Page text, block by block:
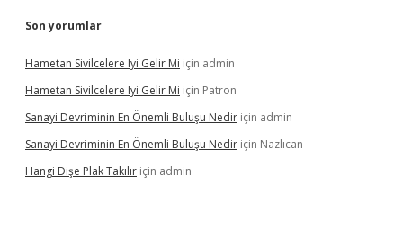
Son yorumlar
Hametan Sivilcelere Iyi Gelir Mi için admin
Hametan Sivilcelere Iyi Gelir Mi için Patron
Sanayi Devriminin En Önemli Buluşu Nedir için admin
Sanayi Devriminin En Önemli Buluşu Nedir için Nazlıcan
Hangi Dişe Plak Takılır için admin